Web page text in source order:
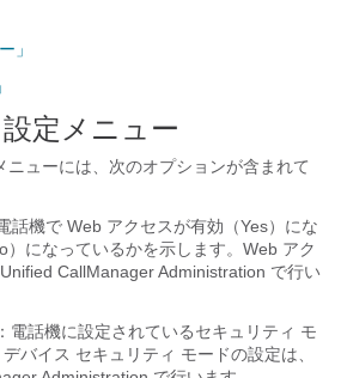
」
定メニュー
ニューには、次のオプションが含まれて
話機で Web アクセスが有効（Yes）にな
）になっているかを示します。Web アク
CallManager Administration で行い
電話機に設定されているセキュリティ モ
バイス セキュリティ モードの設定は、